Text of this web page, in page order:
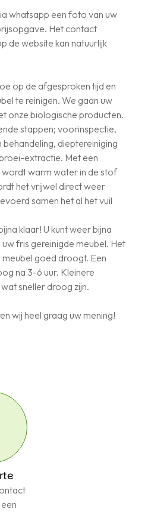
whatsapp een foto van uw
Het contact
de website kan natuurlijk
op de afgesproken tijd en
te reinigen. We gaan uw
onze biologische producten.
stappen; voorinspectie,
behandeling, dieptereiniging
extractie. Met een
wordt warm water in de stof
het vrijwel direct weer
samen het al het vuil
klaar! U kunt weer bijna
fris gereinigde meubel. Het
meubel goed droogt. Een
na 3-6 uur. Kleinere
sneller droog zijn.
wij heel graag uw mening!